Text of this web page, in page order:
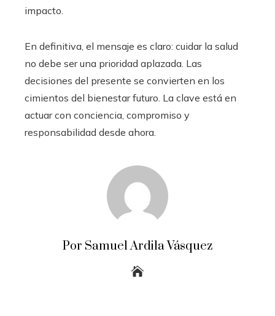
impacto.
En definitiva, el mensaje es claro: cuidar la salud
no debe ser una prioridad aplazada. Las
decisiones del presente se convierten en los
cimientos del bienestar futuro. La clave está en
actuar con conciencia, compromiso y
responsabilidad desde ahora.
Por Samuel Ardila Vásquez